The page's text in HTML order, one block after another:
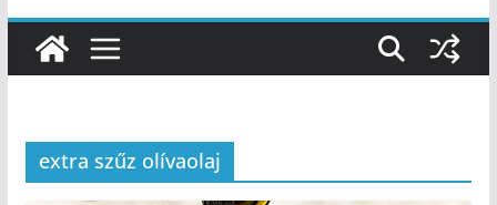
extra szűz olívaolaj